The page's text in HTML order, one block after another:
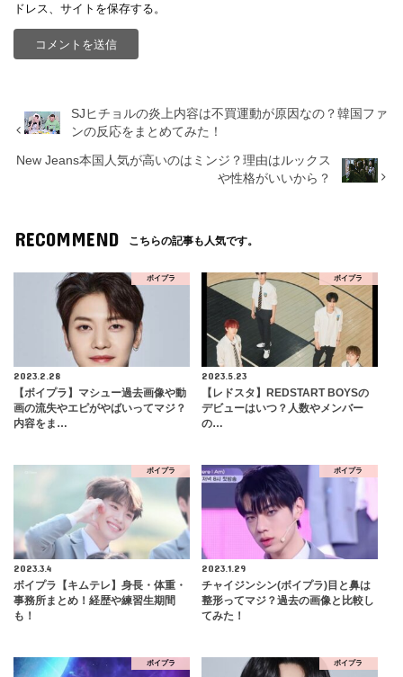
ドレス、サイトを保存する。
SJヒチョルの炎上内容は不買運動が原因なの？韓国ファ
ンの反応をまとめてみた！
New Jeans本国人気が高いのはミンジ？理由はルックス
や性格がいいから？
RECOMMEND こちらの記事も人気です。
ボイプラ
2023.2.28
【ボイプラ】マシュー過去画像や動
画の流失やエピがやばいってマジ？
内容をま…
ボイプラ
2023.5.23
【レドスタ】REDSTART BOYSの
デビューはいつ？人数やメンバー
の…
ボイプラ
2023.3.4
ボイプラ【キムテレ】身長・体重・
事務所まとめ！経歴や練習生期間
も！
ボイプラ
2023.1.29
チャイジンシン(ボイプラ)目と鼻は
整形ってマジ？過去の画像と比較し
てみた！
ボイプラ ボイプラ